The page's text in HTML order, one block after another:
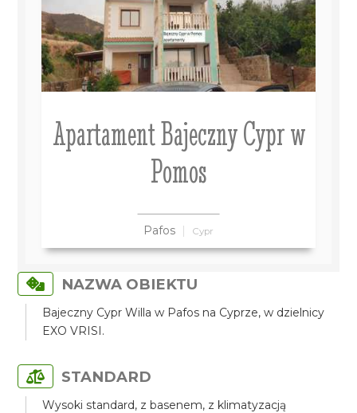
Apartament Bajeczny Cypr w
Pomos
Pafos Cypr
NAZWA OBIEKTU
Bajeczny Cypr Willa w Pafos na Cyprze, w dzielnicy
EXO VRISI.
STANDARD
Wysoki standard, z basenem, z klimatyzacją